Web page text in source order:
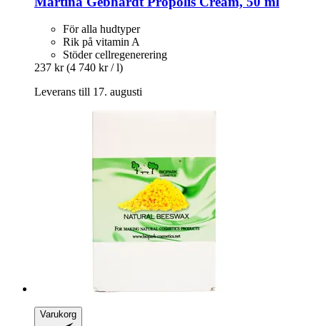
För alla hudtyper
Rik på vitamin A
Stöder cellregenerering
237 kr (4 740 kr / l)
Leverans till 17. augusti
Varukorg